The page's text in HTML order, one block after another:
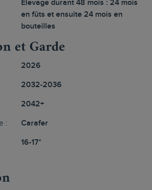
Élevage durant 48 mois : 24 mois
en fûts et ensuite 24 mois en
bouteilles
et Garde
2026
2032-2036
2042+
: Carafer
16-17°